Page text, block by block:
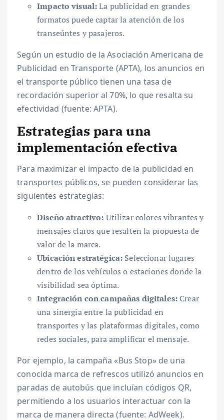
Impacto visual:La publicidad en grandes
formatos puede captar la atención de los
transeúntes y pasajeros.
Según un estudio de la Asociación Americana de
Publicidad en Transporte (APTA), los anuncios en
el transporte público tienen una tasa de
recordación superior al 70%, lo que resalta su
efectividad (fuente: APTA).
Estrategias para una
implementación efectiva
Para maximizar el impacto de la publicidad en
transportes públicos, se pueden considerar las
siguientes estrategias:
Diseño atractivo: Utilizar colores vibrantes y
mensajes claros que resalten la propuesta de
valor de la marca.
Ubicación estratégica: Seleccionar lugares
dentro de los vehículos o estaciones donde la
visibilidad sea óptima.
Integración con campañas digitales: Crear
una sinergia entre la publicidad en
transportes y las plataformas digitales, como
redes sociales, para amplificar el mensaje.
Por ejemplo, la campaña «Bus Stop» de una
conocida marca de refrescos utilizó anuncios en
paradas de autobús que incluían códigos QR,
permitiendo a los usuarios interactuar con la
marca de manera directa (fuente: AdWeek).